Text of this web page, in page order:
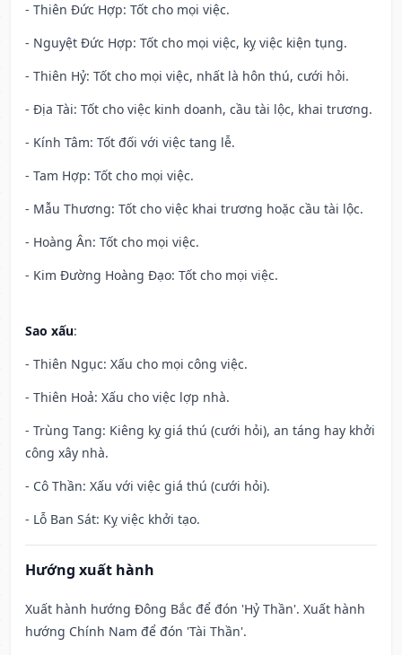
- Thiên Đức Hợp: Tốt cho mọi việc.
- Nguyệt Đức Hợp: Tốt cho mọi việc, kỵ việc kiện tụng.
- Thiên Hỷ: Tốt cho mọi việc, nhất là hôn thú, cưới hỏi.
- Địa Tài: Tốt cho việc kinh doanh, cầu tài lộc, khai trương.
- Kính Tâm: Tốt đối với việc tang lễ.
- Tam Hợp: Tốt cho mọi việc.
- Mẫu Thương: Tốt cho việc khai trương hoặc cầu tài lộc.
- Hoàng Ân: Tốt cho mọi việc.
- Kim Đường Hoàng Đạo: Tốt cho mọi việc.
Sao xấu:
- Thiên Ngục: Xấu cho mọi công việc.
- Thiên Hoả: Xấu cho việc lợp nhà.
- Trùng Tang: Kiêng kỵ giá thú (cưới hỏi), an táng hay khởi
công xây nhà.
- Cô Thần: Xấu với việc giá thú (cưới hỏi).
- Lỗ Ban Sát: Kỵ việc khởi tạo.
Hướng xuất hành
Xuất hành hướng Đông Bắc để đón 'Hỷ Thần'. Xuất hành
hướng Chính Nam để đón 'Tài Thần'.